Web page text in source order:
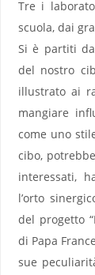
Tre i
scuola, dai
Si è partiti
del nostro
illustrato ai
mangiare
come uno
cibo,
interessati,
l’orto
del progetto
di Papa
sue